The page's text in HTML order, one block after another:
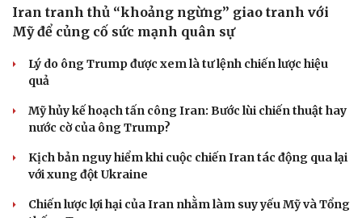
Iran tranh thủ “khoảng ngừng” giao tranh với
Mỹ để củng cố sức mạnh quân sự